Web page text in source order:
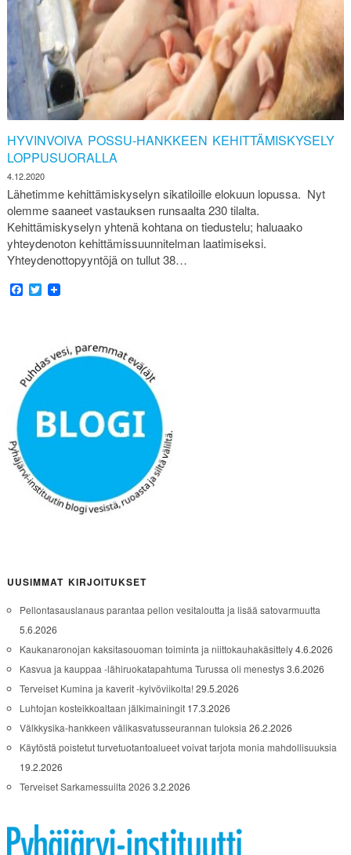
HYVINVOIVA POSSU-HANKKEEN KEHITTÄMISKYSELY
LOPPUSUORALLA
4.12.2020
Lähetimme kehittämiskyselyn sikatiloille elokuun lopussa. Nyt
olemme saaneet vastauksen runsaalta 230 tilalta.
Kehittämiskyselyn yhtenä kohtana on tiedustelu; haluaako
yhteydenoton kehittämissuunnitelman laatimiseksi.
Yhteydenottopyyntöjä on tullut 38…
Facebook
Twitter
UUSIMMAT KIRJOITUKSET
Pellontasauslanaus parantaa pellon vesitaloutta ja lisää satovarmuutta
5.6.2026
Kaukanaronojan kaksitasouoman toiminta ja niittokauhakäsittely4.6.2026
Kasvua ja kauppaa -lähiruokatapahtuma Turussa oli menestys3.6.2026
Terveiset Kumina ja kaverit -kylvöviikolta!29.5.2026
Luhtojan kosteikkoaltaan jälkimainingit 17.3.2026
Välkkysika-hankkeen välikasvatusseurannan tuloksia 26.2.2026
Käytöstä poistetut turvetuotantoalueet voivat tarjota monia mahdollisuuksia
19.2.2026
Terveiset Sarkamessuilta 2026 3.2.2026